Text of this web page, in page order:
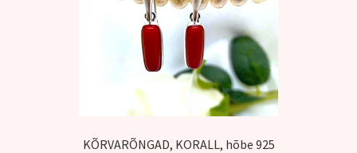
KÕRVARÕNGAD, KORALL, hõbe 925